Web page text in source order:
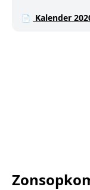
📄 Kalender